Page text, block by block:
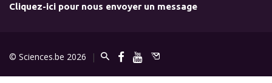
Cliquez-ici pour nous envoyer un message
© Sciences.be 2026 |